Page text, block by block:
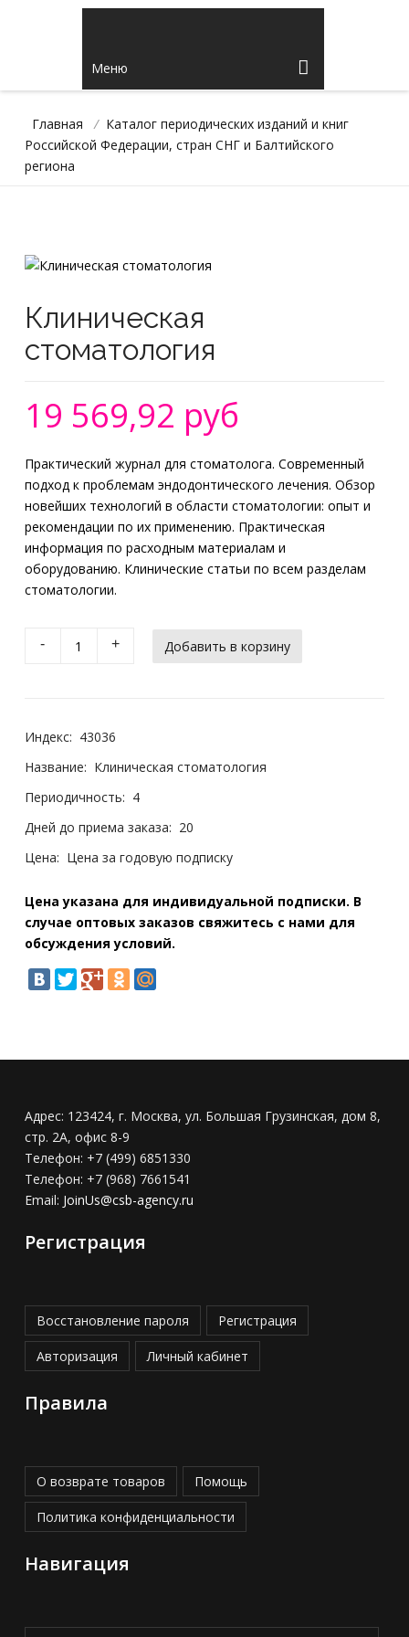
Меню
Главная / Каталог периодических изданий и книг
Российской Федерации, стран СНГ и Балтийского
региона
Клиническая
стоматология
19 569,92 руб
Практический журнал для стоматолога. Современный
подход к проблемам эндодонтического лечения. Обзор
новейших технологий в области стоматологии: опыт и
рекомендации по их применению. Практическая
информация по расходным материалам и
оборудованию. Клинические статьи по всем разделам
стоматологии.
- +
Индекс: 43036
Название: Клиническая стоматология
Периодичность: 4
Дней до приема заказа: 20
Цена: Цена за годовую подписку
Цена указана для индивидуальной подписки. В
случае оптовых заказов свяжитесь с нами для
обсуждения условий.
Адрес: 123424, г. Москва, ул. Большая Грузинская, дом 8,
стр. 2А, офис 8-9
Телефон: +7 (499) 6851330
Телефон: +7 (968) 7661541
Email: JoinUs@csb-agency.ru
Регистрация
Восстановление пароля Регистрация
Авторизация Личный кабинет
Правила
О возврате товаров Помощь
Политика конфиденциальности
Навигация